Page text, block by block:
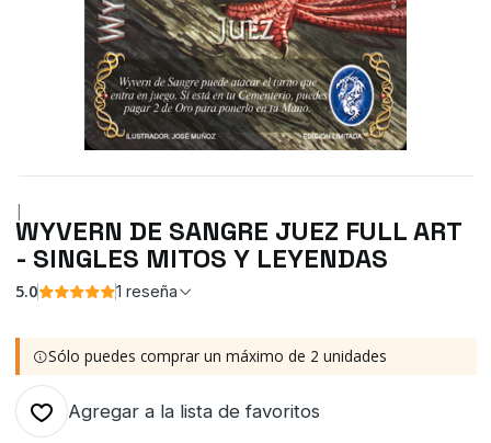
|
WYVERN DE SANGRE JUEZ FULL ART
- SINGLES MITOS Y LEYENDAS
5.0 1 reseña
Sólo puedes comprar un máximo de 2 unidades
Agregar a la lista de favoritos